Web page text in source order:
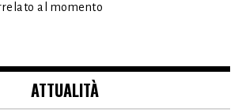
al momento
ATTUALITÀ